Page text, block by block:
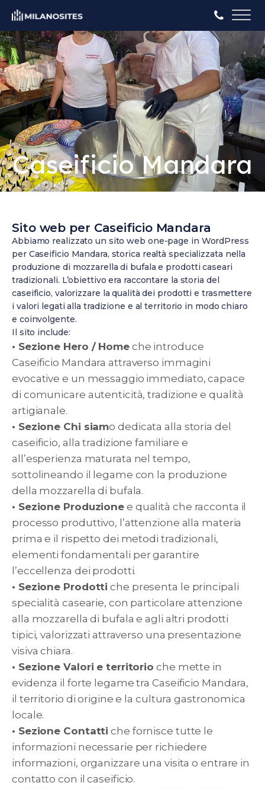
Caseificio Mandara
Sito web per Caseificio Mandara
Abbiamo realizzato un sito web one-page in WordPress
per Caseificio Mandara, storica realtà specializzata nella
produzione di mozzarella di bufala e prodotti caseari
tradizionali. L’obiettivo era raccontare la storia del
caseificio, valorizzare la qualità dei prodotti e trasmettere
i valori legati alla tradizione e al territorio in modo chiaro
e coinvolgente.
Il sito include:
• Sezione Hero / Homeche introduce
Caseificio Mandara attraverso immagini
evocative e un messaggio immediato, capace
di comunicare autenticità, tradizione e qualità
artigianale.
• Sezione Chi siamo dedicata alla storia del
caseificio, alla tradizione familiare e
all’esperienza maturata nel tempo,
sottolineando il legame con la produzione
della mozzarella di bufala.
• Sezione Produzione e qualità che racconta il
processo produttivo, l’attenzione alla materia
prima e il rispetto dei metodi tradizionali,
elementi fondamentali per garantire
l’eccellenza dei prodotti.
• Sezione Prodotti che presenta le principali
specialità casearie, con particolare attenzione
alla mozzarella di bufala e agli altri prodotti
tipici, valorizzati attraverso una presentazione
visiva chiara.
• Sezione Valori e territorio che mette in
evidenza il forte legame tra Caseificio Mandara,
il territorio di origine e la cultura gastronomica
locale.
• Sezione Contatti che fornisce tutte le
informazioni necessarie per richiedere
informazioni, organizzare una visita o entrare in
contatto con il caseificio.